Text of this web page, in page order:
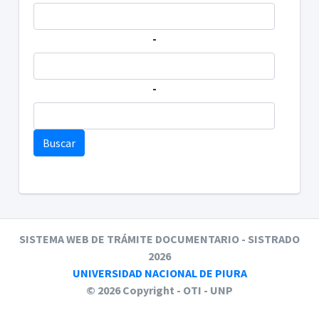
-
-
Buscar
SISTEMA WEB DE TRÁMITE DOCUMENTARIO - SISTRADO
2026
UNIVERSIDAD NACIONAL DE PIURA
© 2026 Copyright - OTI - UNP